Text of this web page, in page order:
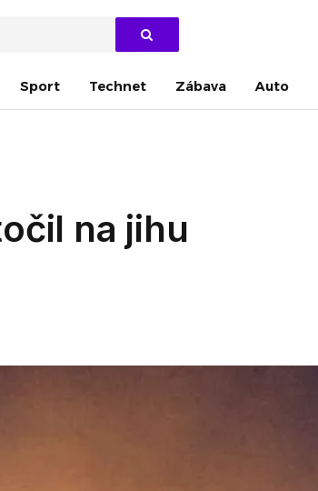
Sport Technet Zábava Auto
na jihu